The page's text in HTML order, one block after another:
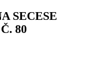
SECESE
80